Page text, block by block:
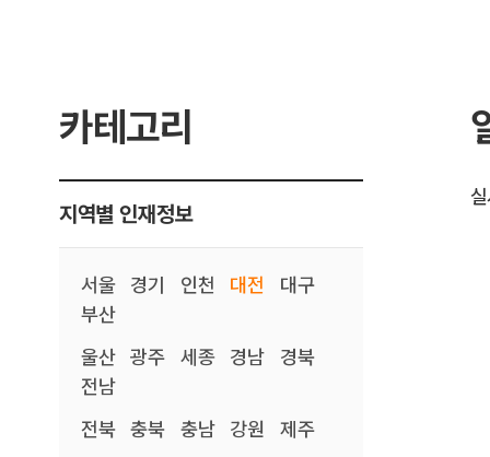
카테고리
지역별 인재정보
서울 경기 인천 대전
대구
부산
울산
광주 세종 경남
경북
전남
전북
충북 충남 강원 제주